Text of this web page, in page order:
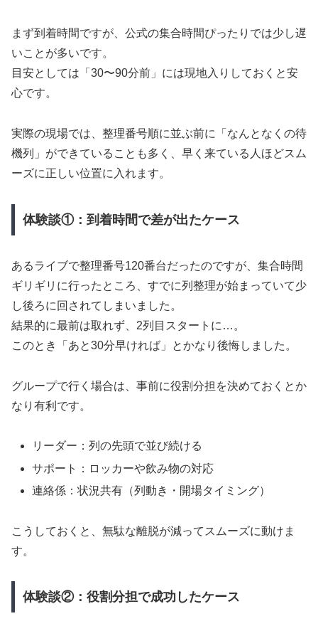
まず到着時間ですが、公式の集合時間ぴったりでは少し遅
いことが多いです。
目安としては「30〜90分前」には現地入りしておくと安
心です。
実際の現場では、整理番号順に並ぶ前に「なんとなくの待
機列」ができていることも多く、早く来ている人ほどスム
ーズに正しい位置に入れます。
体験談①：到着時間で差が出たケース
あるライブで整理番号120番台だったのですが、集合時間
ギリギリに行ったところ、すでに列整理が始まっていて少
し後ろに回されてしまいました。
結果的に最前は取れず、2列目スタートに…。
このとき「あと30分早ければ」とかなり後悔しました。
グループで行く場合は、事前に役割分担を決めておくとか
なり有利です。
リーダー：列の先頭で並び続ける
サポート：ロッカーや飲み物の対応
連絡係：状況共有（列動き・開場タイミング）
こうしておくと、無駄な離脱が減ってスムーズに動けま
す。
体験談②：役割分担で成功したケース